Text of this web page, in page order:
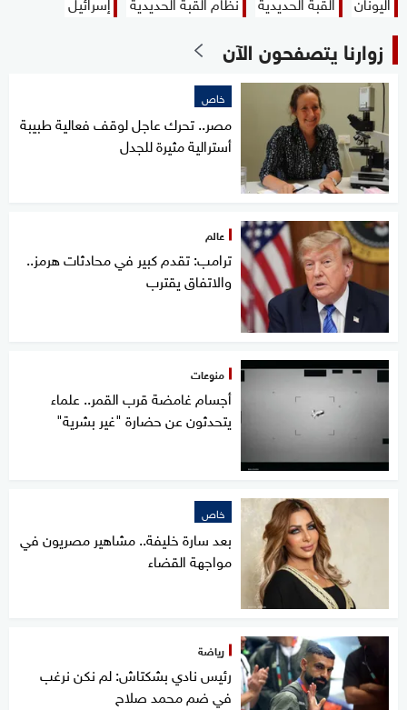
زوارنا يتصفحون الآن
خاص
مصر.. تحرك عاجل لوقف فعالية طبيبة
أسترالية مثيرة للجدل
عالم
ترامب: تقدم كبير في محادثات هرمز..
والاتفاق يقترب
منوعات
أجسام غامضة قرب القمر.. علماء
يتحدثون عن حضارة "غير بشرية"
خاص
بعد سارة خليفة.. مشاهير مصريون في
مواجهة القضاء
رياضة
رئيس نادي بشكتاش: لم نكن نرغب
في ضم محمد صلاح